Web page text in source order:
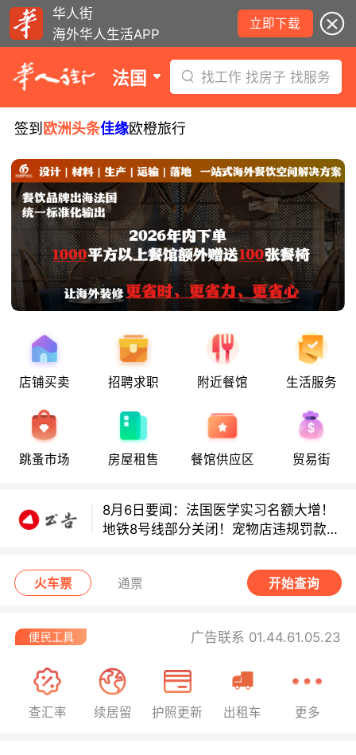
华人街
海外华人生活APP
立即下载
法国 找工作 找房子 找服务
签到 欧洲头条佳缘欧橙旅行
店铺买卖 招聘求职 附近餐馆 生活服务
跳蚤市场 房屋租售 餐馆供应区 贸易街
地铁8号线部分关闭！宠物店违规罚款出
炉！
巴黎地铁音乐家海选启动！
8月6日要闻：法国医学实习名额大增！
地铁8号线部分关闭！宠物店违规罚款出
巴黎地铁音乐家海选启动！
火车票 通票 开始查询
广告联系 01.44.61.05.23
查汇率 续居留 护照更新 出租车 更多